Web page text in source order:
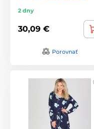
2 dny
30,09 €
Porovnať